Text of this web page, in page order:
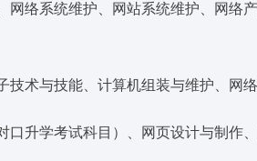
络系统维护、网站系统维护、网络
术与技能、计算机组装与维护、网
升学考试科目）、网页设计与制作